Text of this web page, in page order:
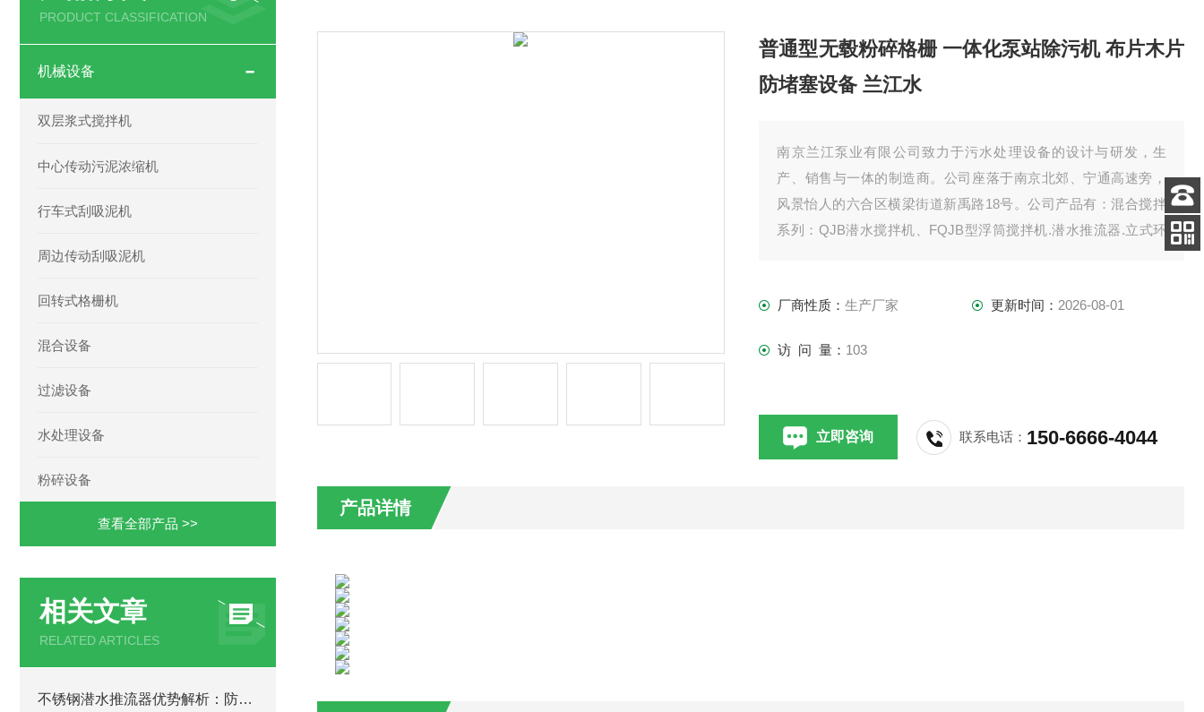
PRODUCT CLASSIFICATION
机械设备
双层浆式搅拌机
中心传动污泥浓缩机
行车式刮吸泥机
周边传动刮吸泥机
回转式格栅机
混合设备
过滤设备
水处理设备
粉碎设备
查看全部产品 >>
相关文章
RELATED ARTICLES
不锈钢潜水推流器优势解析：防腐耐用污水处理设备
普通型无毂粉碎格栅 一体化泵站除污机 布片木片
防堵塞设备 兰江水
南京兰江泵业有限公司致力于污水处理设备的设计与研发，生
产、销售与一体的制造商。公司座落于南京北郊、宁通高速旁，
风景怡人的六合区横梁街道新禹路18号。公司产品有：混合搅拌
系列：QJB潜水搅拌机、FQJB型浮筒搅拌机.潜水推流器.立式环
厂商性质：生产厂家 更新时间： 2026-08-01
访 问 量： 103
立即咨询 联系电话： 150-6666-4044
产品详情
客服
电话